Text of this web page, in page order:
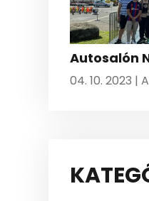
Autosalón
04. 10. 2023 |